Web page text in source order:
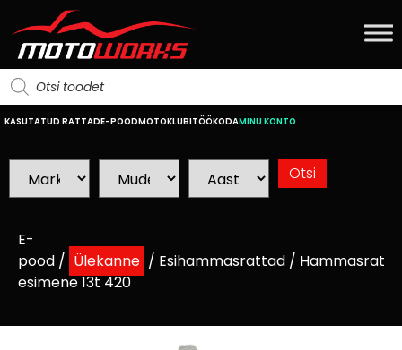
KASUTATUD RATTADE-POODMOTOKLUBITÖÖKODAMINU KONTO
E-
pood / Ülekanne / Esihammasrattad / Hammasratas
esimene 13t 420